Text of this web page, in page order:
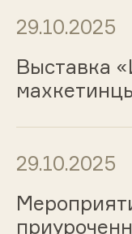
29.10.2025
Выставка
29.10.2025